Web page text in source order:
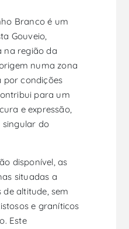
Branco é um
Gouveio,
na região da
numa zona
por condições
para um
e expressão,
do
disponível, as
situadas a
altitude, sem
e graníticos
Este